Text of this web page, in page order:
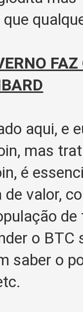
aqui, e
mas
é
de valor,
o BTC
saber o